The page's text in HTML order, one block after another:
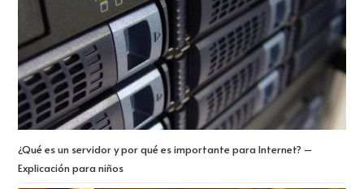
¿Qué es un servidor y por qué es importante para Internet? –
Explicación para niños